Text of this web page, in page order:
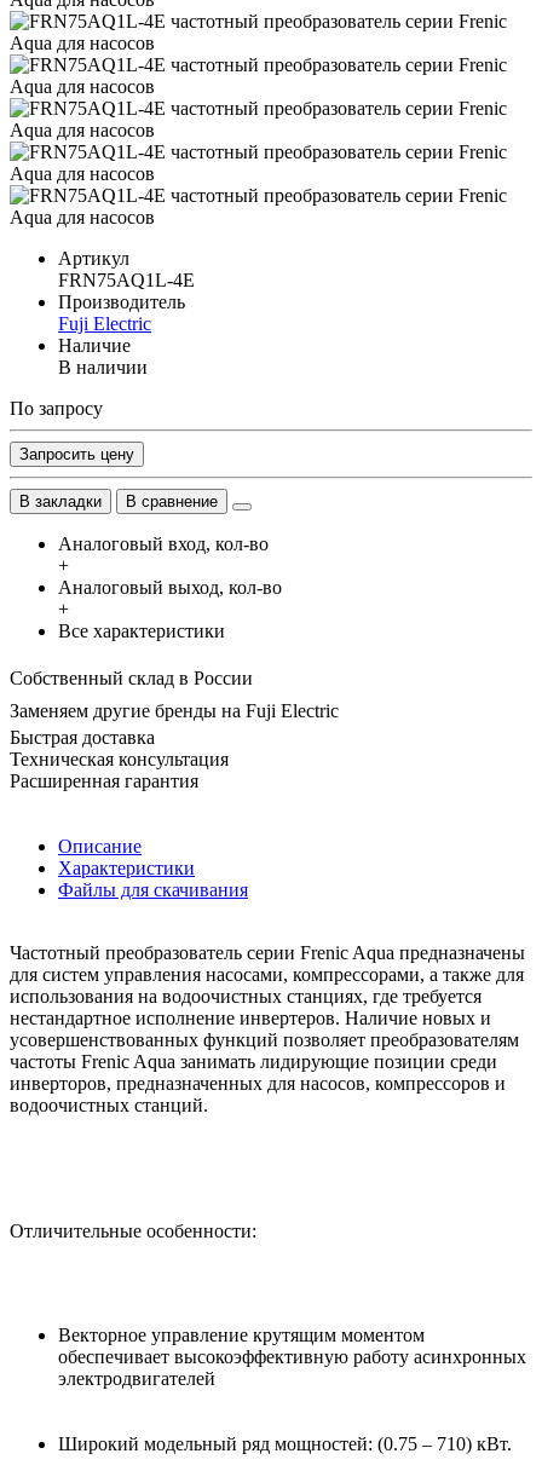
Артикул
FRN75AQ1L-4E
Производитель
Fuji Electric
Наличие
В наличии
По запросу
Запросить цену
В закладки В сравнение
Аналоговый вход, кол-во
+
Аналоговый выход, кол-во
+
Все характеристики
Собственный склад в России
Заменяем другие бренды на Fuji Electric
Быстрая доставка
Техническая консультация
Расширенная гарантия
Описание
Характеристики
Файлы для скачивания
Частотный преобразователь серии Frenic Aqua предназначены
для систем управления насосами, компрессорами, а также для
использования на водоочистных станциях, где требуется
нестандартное исполнение инвертеров. Наличие новых и
усовершенствованных функций позволяет преобразователям
частоты Frenic Aqua занимать лидирующие позиции среди
инверторов, предназначенных для насосов, компрессоров и
водоочистных станций.
Отличительные особенности:
Векторное управление крутящим моментом
обеспечивает высокоэффективную работу асинхронных
электродвигателей
Широкий модельный ряд мощностей: (0.75 – 710) кВт.